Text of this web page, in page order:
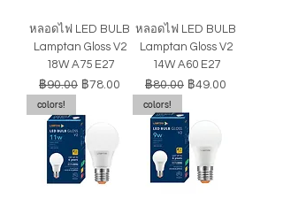
หลอดไฟ LED BULB
Lamptan Gloss V2
18W A75 E27
ราคาปกติ
฿90.00 ราคาขายลด
฿78.00
หลอดไฟ LED BULB
Lamptan Gloss V2
14W A60 E27
ราคาปกติ
฿80.00 ราคาขายลด
฿49.00
colors!
colors!